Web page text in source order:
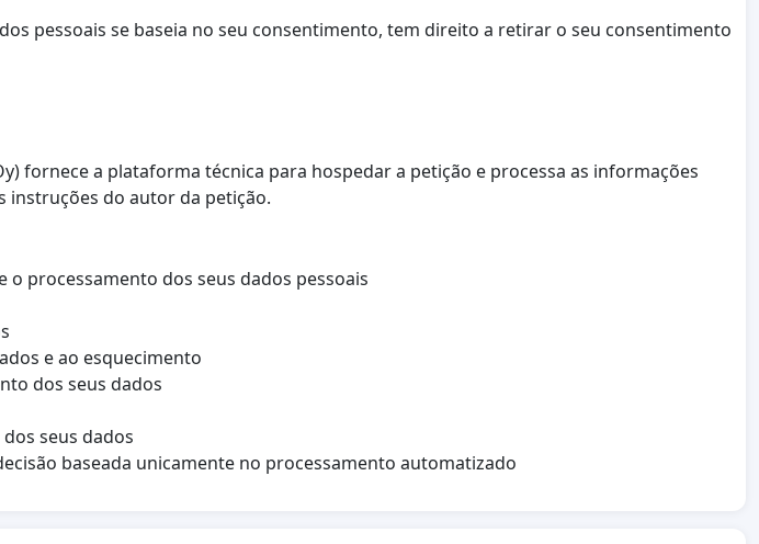
pessoais se baseia no seu consentimento, tem direito a retirar o seu consentimento
fornece a plataforma técnica para hospedar a petição e processa as informações
instruções do autor da petição.
processamento dos seus dados pessoais
e ao esquecimento
dos seus dados
seus dados
baseada unicamente no processamento automatizado